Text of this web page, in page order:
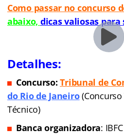
Como passar no concurso
abaixo, dicas valiosas para
Detalhes:
Concurso:Tribunal de
do Rio de Janeiro(Concurso
Técnico)
Banca organizadora: IBFC